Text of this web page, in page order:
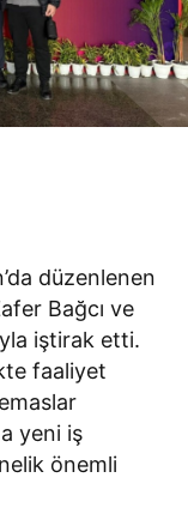
düzenlenen
Bağcı ve
iştirak etti.
faaliyet
yeni iş
önemli